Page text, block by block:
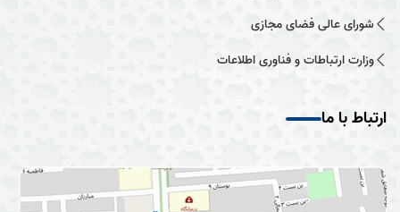
شورای عالی فضای مجازی
وزارت ارتباطات و فناوری اطلاعات
ارتباط با ما